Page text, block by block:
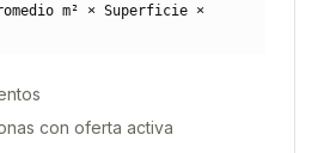
m² × Superficie ×
con oferta activa